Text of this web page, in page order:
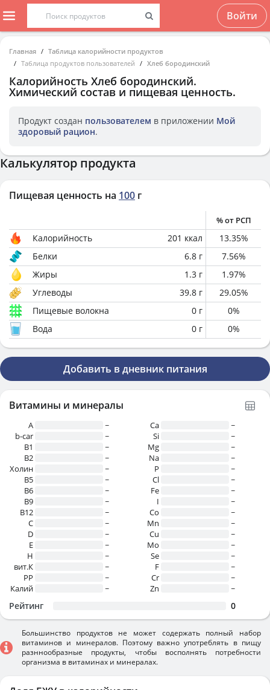
Войти
Главная
Таблица калорийности продуктов
Таблица продуктов пользователей
Хлеб бородинский
Калорийность Хлеб бородинский.
Химический состав и пищевая ценность.
Продукт создан пользователем в приложении Мой
здоровый рацион.
Калькулятор продукта
Пищевая ценность на 100 г
% от РСП
Калорийность 201 ккал 13.35%
Белки
6.8 г 7.56%
Жиры
1.3 г 1.97%
Углеводы
39.8 г 29.05%
Пищевые волокна
0 г 0%
Вода
0 г 0%
Добавить в дневник питания
Витамины и минералы
A
~
b-car
~
В1
~
B2
~
Холин
~
B5
~
B6
~
B9
~
B12
~
C
~
D
~
E
~
H
~
вит.К
~
PP
~
Калий
~
Ca
~
Si
~
Mg
~
Na
~
P
~
Cl
~
Fe
~
I
~
Co
~
Mn
~
Cu
~
Mo
~
Se
~
F
~
Cr
~
Zn
~
Рейтинг 0
Большинство продуктов не может содержать полный набор
витаминов и минералов. Поэтому важно употреблять в пищу
разннообразные продукты, чтобы восполнять потребности
организма в витаминах и минералах.